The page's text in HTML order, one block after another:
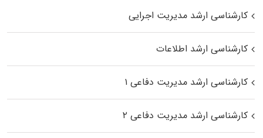
کارشناسی ارشد مدیریت اجرایی
کارشناسی ارشد اطلاعات
کارشناسی ارشد مدیریت دفاعی ۱
کارشناسی ارشد مدیریت دفاعی ۲